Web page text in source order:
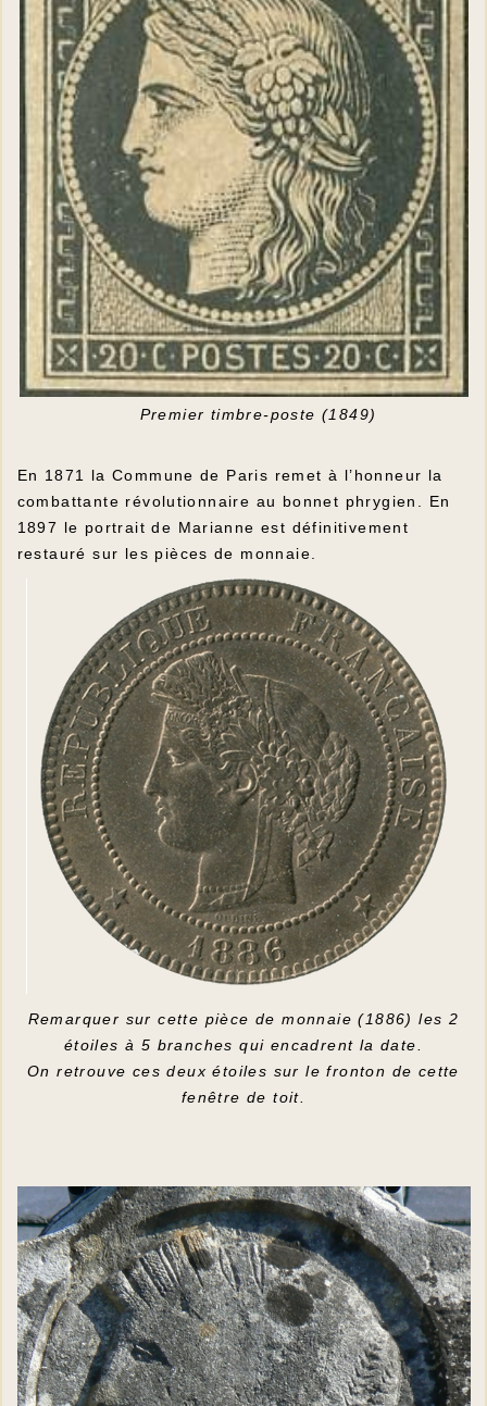
Premier timbre-poste (1849)
En 1871 la Commune de Paris remet à l’honneur la
combattante révolutionnaire au bonnet phrygien. En
1897 le portrait de Marianne est définitivement
restauré sur les pièces de monnaie.
Remarquer sur cette pièce de monnaie (1886) les 2
étoiles à 5 branches qui encadrent la date.
On retrouve ces deux étoiles sur le fronton de cette
fenêtre de toit.